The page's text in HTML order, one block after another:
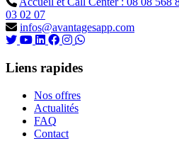
03 02 07
infos@avantagesapp.com
Liens rapides
Nos offres
Actualités
FAQ
Contact